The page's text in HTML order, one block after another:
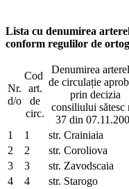
Lista cu denumirea
conform regulilor de
Nr.
d/o
Cod
art.
de
circ.
Denumirea
de circulație
prin decizia
consiliului sătesc
37 din
1 1 str. Crainiaia
2
2 str. Coroliova
3
3 str. Zavodscaia
4
4 str. Starogo